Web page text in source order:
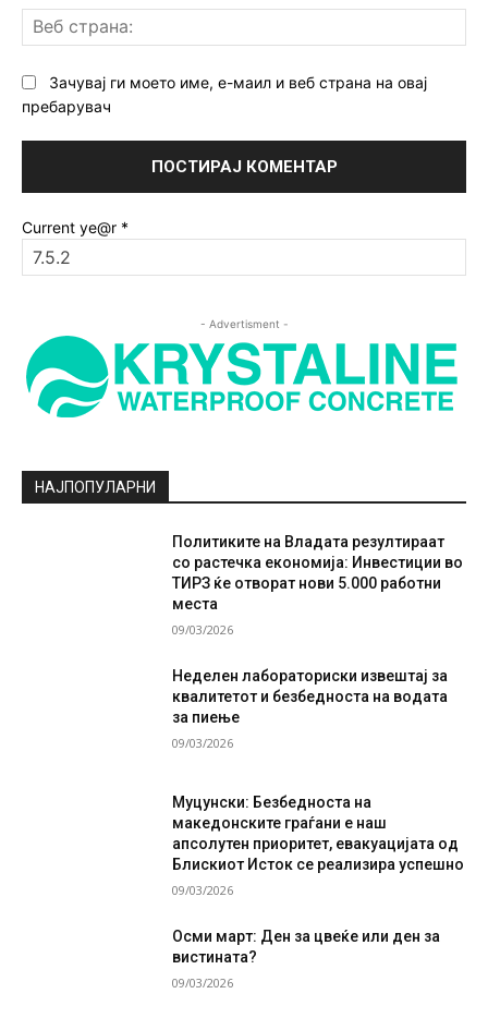
Зачувај ги моето име, е-маил и веб страна на овај
пребарувач
Current ye@r *
- Advertisment -
НАЈПОПУЛАРНИ
Политиките на Владата резултираат
со растечка економија: Инвестиции во
ТИРЗ ќе отворат нови 5.000 работни
места
09/03/2026
Неделен лабораториски извештај за
квалитетот и безбедноста на водата
за пиење
09/03/2026
Муцунски: Безбедноста на
македонските граѓани е наш
апсолутен приоритет, евакуацијата од
Блискиот Исток се реализира успешно
09/03/2026
Осми март: Ден за цвеќе или ден за
вистината?
09/03/2026